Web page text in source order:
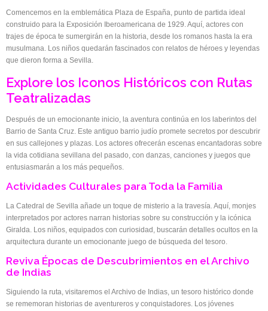
Comencemos en la emblemática Plaza de España, punto de partida ideal
construido para la Exposición Iberoamericana de 1929. Aquí, actores con
trajes de época te sumergirán en la historia, desde los romanos hasta la era
musulmana. Los niños quedarán fascinados con relatos de héroes y leyendas
que dieron forma a Sevilla.
Explore los Iconos Históricos con Rutas
Teatralizadas
Después de un emocionante inicio, la aventura continúa en los laberintos del
Barrio de Santa Cruz. Este antiguo barrio judío promete secretos por descubrir
en sus callejones y plazas. Los actores ofrecerán escenas encantadoras sobre
la vida cotidiana sevillana del pasado, con danzas, canciones y juegos que
entusiasmarán a los más pequeños.
Actividades Culturales para Toda la Familia
La Catedral de Sevilla añade un toque de misterio a la travesía. Aquí, monjes
interpretados por actores narran historias sobre su construcción y la icónica
Giralda. Los niños, equipados con curiosidad, buscarán detalles ocultos en la
arquitectura durante un emocionante juego de búsqueda del tesoro.
Reviva Épocas de Descubrimientos en el Archivo
de Indias
Siguiendo la ruta, visitaremos el Archivo de Indias, un tesoro histórico donde
se rememoran historias de aventureros y conquistadores. Los jóvenes